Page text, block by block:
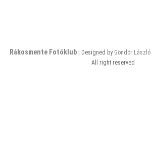
Rákosmente Fotóklub| Designed by Göndör László|
All right reserved